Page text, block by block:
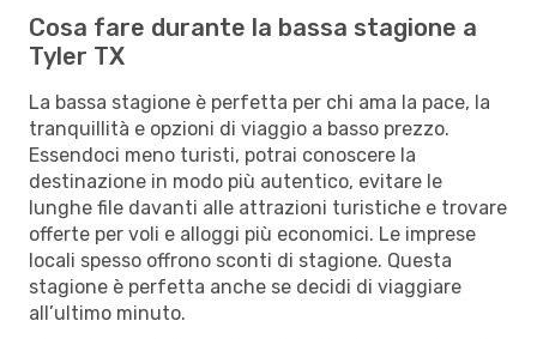
Cosa fare durante la bassa stagione a
Tyler TX
La bassa stagione è perfetta per chi ama la pace, la
tranquillità e opzioni di viaggio a basso prezzo.
Essendoci meno turisti, potrai conoscere la
destinazione in modo più autentico, evitare le
lunghe file davanti alle attrazioni turistiche e trovare
offerte per voli e alloggi più economici. Le imprese
locali spesso offrono sconti di stagione. Questa
stagione è perfetta anche se decidi di viaggiare
all’ultimo minuto.